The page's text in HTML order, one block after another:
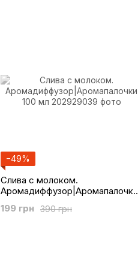
−49%
Слива с молоком.
Аромадиффузор|Аромапалочки
390 грн
199 грн